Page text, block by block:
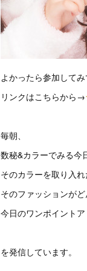
よかったら参加してみ
リンクはこちらから→
毎朝、
数秘&カラーでみる今
そのカラーを取り入れ
そのファッションが
今日のワンポイントア
を発信しています。